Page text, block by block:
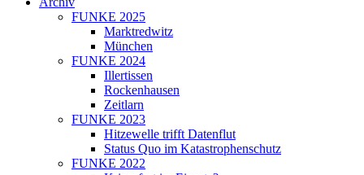
FUNKE 2025
Marktredwitz
München
FUNKE 2024
Illertissen
Rockenhausen
Zeitlarn
FUNKE 2023
Hitzewelle trifft Datenflut
Status Quo im Katastrophenschutz
FUNKE 2022